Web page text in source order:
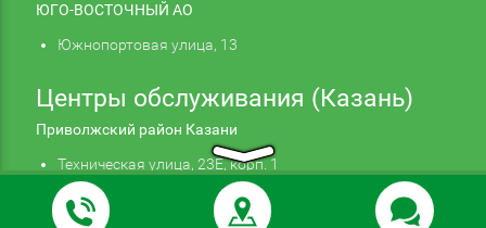
ЮГО-ВОСТОЧНЫЙ АО
Южнопортовая улица, 13
Центры обслуживания (Казань)
Приволжский район Казани
Техническая улица, 23Е, корп. 1
Подтверждаю
Продолжая использовать наш сайт, вы даете
согласие на обработку файлов cookie,